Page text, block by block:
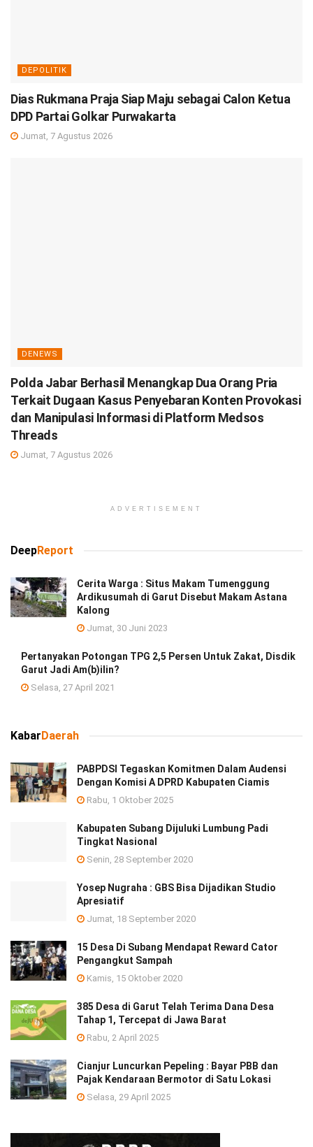
DEPOLITIK
Dias Rukmana Praja Siap Maju sebagai Calon Ketua
DPD Partai Golkar Purwakarta
Jumat, 7 Agustus 2026
DENEWS
Polda Jabar Berhasil Menangkap Dua Orang Pria
Terkait Dugaan Kasus Penyebaran Konten Provokasi
dan Manipulasi Informasi di Platform Medsos
Threads
Jumat, 7 Agustus 2026
ADVERTISEMENT
DeepReport
Cerita Warga : Situs Makam Tumenggung
Ardikusumah di Garut Disebut Makam Astana
Kalong
Jumat, 30 Juni 2023
Pertanyakan Potongan TPG 2,5 Persen Untuk Zakat, Disdik
Garut Jadi Am(b)ilin?
Selasa, 27 April 2021
KabarDaerah
PABPDSI Tegaskan Komitmen Dalam Audensi
Dengan Komisi A DPRD Kabupaten Ciamis
Rabu, 1 Oktober 2025
Kabupaten Subang Dijuluki Lumbung Padi
Tingkat Nasional
Senin, 28 September 2020
Yosep Nugraha : GBS Bisa Dijadikan Studio
Apresiatif
Jumat, 18 September 2020
15 Desa Di Subang Mendapat Reward Cator
Pengangkut Sampah
Kamis, 15 Oktober 2020
385 Desa di Garut Telah Terima Dana Desa
Tahap 1, Tercepat di Jawa Barat
Rabu, 2 April 2025
Cianjur Luncurkan Pepeling : Bayar PBB dan
Pajak Kendaraan Bermotor di Satu Lokasi
Selasa, 29 April 2025